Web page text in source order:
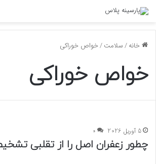
خانه/سلامت/خواص خوراکی
خواص خوراکی
5 آوریل 2026 0
چطور زعفران اصل را از تقلبی